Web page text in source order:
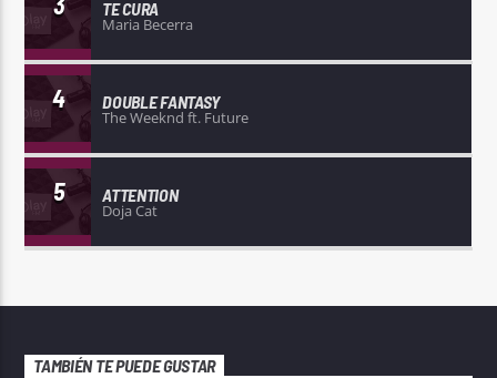
TE CURA
Maria Becerra
4 DOUBLE FANTASY
The Weeknd ft. Future
5 ATTENTION
Doja Cat
TAMBIÉN TE PUEDE GUSTAR